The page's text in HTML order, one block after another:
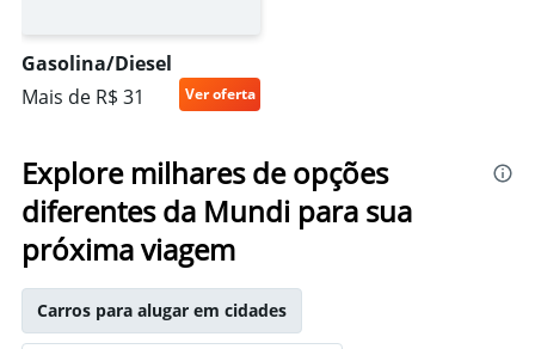
Gasolina/Diesel
Mais de R$ 31
Ver oferta
Explore milhares de opções
diferentes da Mundi para sua
próxima viagem
Carros para alugar em cidades